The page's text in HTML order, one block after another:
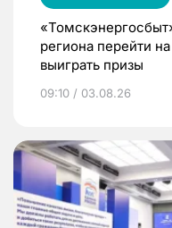
региона перейти
выиграть призы
09:10 / 03.08.26